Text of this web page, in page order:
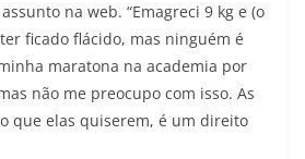
na web. “Emagreci 9 kg e (o
ficado flácido, mas ninguém é
maratona na academia por
não me preocupo com isso. As
que elas quiserem, é um direito